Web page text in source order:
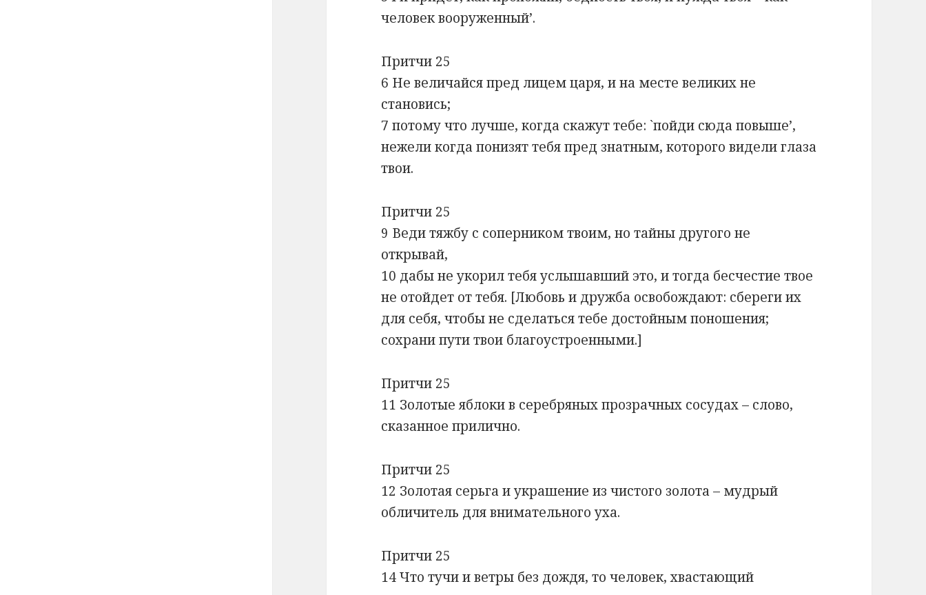
человек вооруженный’.
Притчи 25
6 Не величайся пред лицем царя, и на месте великих не
становись;
7 потому что лучше, когда скажут тебе: `пойди сюда повыше’,
нежели когда понизят тебя пред знатным, которого видели глаза
твои.
Притчи 25
9 Веди тяжбу с соперником твоим, но тайны другого не
открывай,
10 дабы не укорил тебя услышавший это, и тогда бесчестие твое
не отойдет от тебя. [Любовь и дружба освобождают: сбереги их
для себя, чтобы не сделаться тебе достойным поношения;
сохрани пути твои благоустроенными.]
Притчи 25
11 Золотые яблоки в серебряных прозрачных сосудах – слово,
сказанное прилично.
Притчи 25
12 Золотая серьга и украшение из чистого золота – мудрый
обличитель для внимательного уха.
Притчи 25
14 Что тучи и ветры без дождя, то человек, хвастающий